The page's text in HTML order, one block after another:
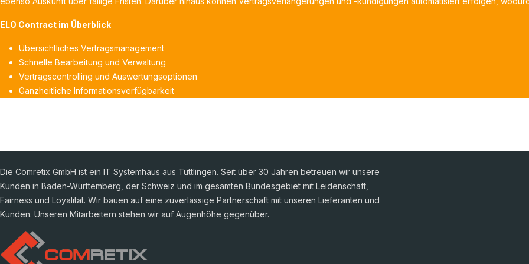
ELO Contract im Überblick
Übersichtliches Vertragsmanagement
Schnelle Bearbeitung und Verwaltung
Vertragscontrolling und Auswertungsoptionen
Ganzheitliche Informationsverfügbarkeit
Die Comretix GmbH ist ein IT Systemhaus aus Tuttlingen. Seit über 30 Jahren betreuen wir unsere
Kunden in Baden-Württemberg, der Schweiz und im gesamten Bundesgebiet mit Leidenschaft,
Fairness und Loyalität. Wir bauen auf eine zuverlässige Partnerschaft mit unseren Lieferanten und
Kunden. Unseren Mitarbeitern stehen wir auf Augenhöhe gegenüber.